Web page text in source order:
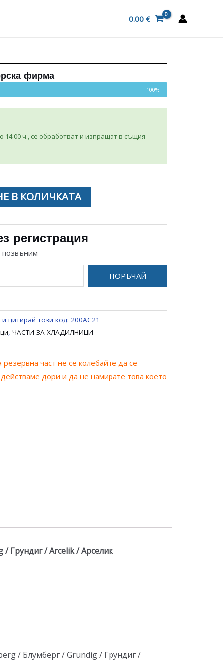
0.00 €
фирма
100%
14:00 ч., се обработват и изпращат в същия
В КОЛИЧКАТА
регистрация
ПОРЪЧАЙ
цитирай този код: 200AC21
, ЧАСТИ ЗА ХЛАДИЛНИЦИ
част не се колебайте да се
дори и да не намирате това което
Грундиг / Arcelik / Арселик
/ Блумберг / Grundig / Грундиг /